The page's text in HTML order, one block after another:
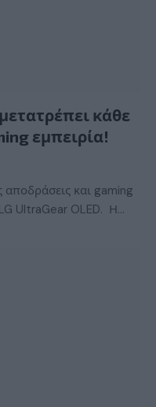
κάθε
εμπειρία!
αποδράσεις και gaming
UltraGear OLED. Η…